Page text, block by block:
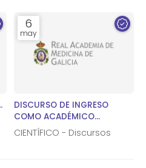
CHARRO SALGADO.
6
may
DISCURSO DE INGRESO
COMO ACADÉMICO
CORRESPONDIENTE DEL DR.
CIENTÍFICO - Discursos